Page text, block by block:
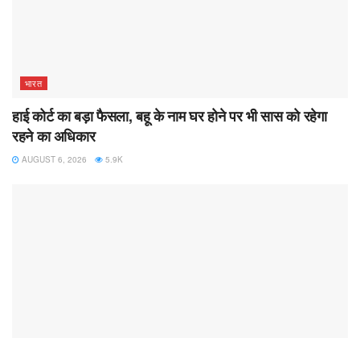
भारत
हाई कोर्ट का बड़ा फैसला, बहू के नाम घर होने पर भी सास को रहेगा
रहने का अधिकार
AUGUST 6, 2026 5.9K